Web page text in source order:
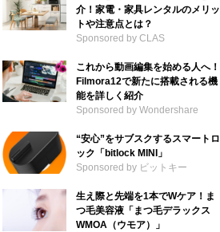
介！家電・家具レンタルのメリッ
トや注意点とは？
Sponsored by CLAS
これから動画編集を始める人へ！
Filmora12で新たに搭載される機
能を詳しく紹介
Sponsored by Wondershare
“安心”をサブスクするスマートロ
ック「bitlock MINI」
Sponsored by ビットキー
生え際と先端を1本でWケア！ま
つ毛美容液「まつ毛デラックス
WMOA（ウモア）」